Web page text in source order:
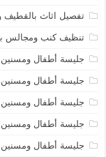
تفصيل اثاث بالقطيف
تنظيف كنب ومجالس
جليسة أطفال
جليسة أطفال ومسنين
جليسة أطفال ومسنين
جليسة أطفال ومسنين
جليسة أطفال ومسنين